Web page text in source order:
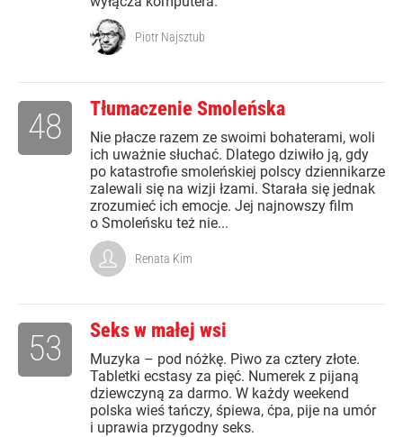
Piotr Najsztub
Tłumaczenie Smoleńska
Nie płacze razem ze swoimi bohaterami, woli
ich uważnie słuchać. Dlatego dziwiło ją, gdy
po katastrofie smoleńskiej polscy dziennikarze
zalewali się na wizji łzami. Starała się jednak
zrozumieć ich emocje. Jej najnowszy film
o Smoleńsku też nie...
48
Renata Kim
Seks w małej wsi
Muzyka – pod nóżkę. Piwo za cztery złote.
Tabletki ecstasy za pięć. Numerek z pijaną
dziewczyną za darmo. W każdy weekend
polska wieś tańczy, śpiewa, ćpa, pije na umór
i uprawia przygodny seks.
53